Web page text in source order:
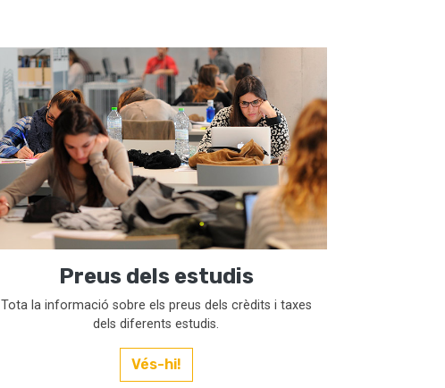
Preus dels estudis
Tota la informació sobre els preus dels crèdits i taxes
dels diferents estudis.
Vés-hi!